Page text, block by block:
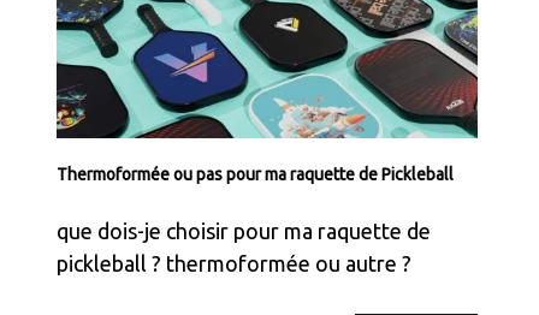
Thermoformée ou pas pour ma raquette de Pickleball
que dois-je choisir pour ma raquette de
pickleball ? thermoformée ou autre ?